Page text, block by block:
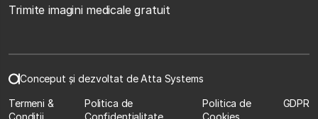
Trimite imagini medicale gratuit
Conceput și dezvoltat de Atta Systems
Termeni &
Politica de
Politica de
GDPR